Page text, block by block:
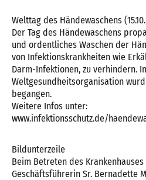
Welttag des Händewaschens
Der Tag des Händewaschens
und ordentliches Waschen der
von Infektionskrankheiten wie
Darm-Infektionen, zu verhindern.
Weltgesundheitsorganisation
begangen.
Weitere Infos unter:
www.infektionsschutz.de/
Bildunterzeile
Beim Betreten des
Geschäftsführerin Sr. Bernadette